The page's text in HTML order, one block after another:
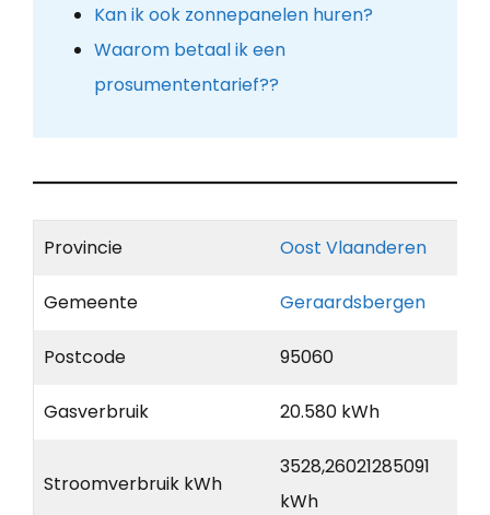
Kan ik ook zonnepanelen huren?
Waarom betaal ik een
prosumententarief??
Provincie Oost Vlaanderen
Gemeente Geraardsbergen
Postcode 95060
Gasverbruik 20.580 kWh
Stroomverbruik kWh
3528,26021285091
kWh